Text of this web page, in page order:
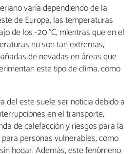
varía dependiendo de la
de Europa, las temperaturas
de los -20 °C, mientras que en el
no son tan extremas,
de nevadas en áreas que
este tipo de clima, como
del este suele ser noticia debido a
en el transporte,
de calefacción y riesgos para la
personas vulnerables, como
hogar. Además, este fenómeno